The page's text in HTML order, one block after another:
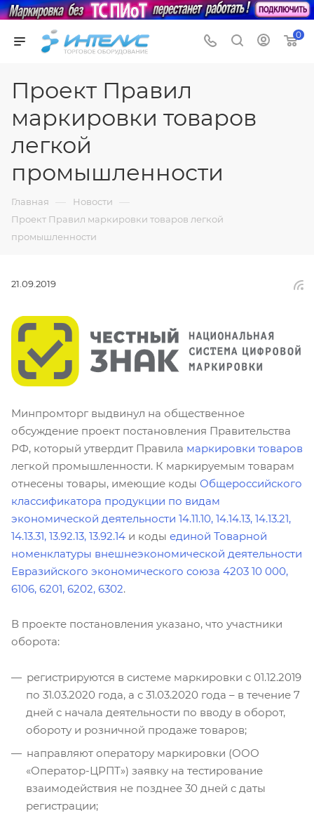
0
Проект Правил
маркировки товаров
легкой
промышленности
Главная — Новости —
Проект Правил маркировки товаров легкой
промышленности
21.09.2019
Минпромторг выдвинул на общественное
обсуждение проект постановления Правительства
РФ, который утвердит Правила маркировки товаров
легкой промышленности. К маркируемым товарам
отнесены товары, имеющие коды Общероссийского
классификатора продукции по видам
экономической деятельности 14.11.10, 14.14.13, 14.13.21,
14.13.31, 13.92.13, 13.92.14 и коды единой Товарной
номенклатуры внешнеэкономической деятельности
Евразийского экономического союза 4203 10 000,
6106, 6201, 6202, 6302.
В проекте постановления указано, что участники
оборота:
регистрируются в системе маркировки с 01.12.2019
по 31.03.2020 года, а с 31.03.2020 года – в течение 7
дней с начала деятельности по вводу в оборот,
обороту и розничной продаже товаров;
направляют оператору маркировки (ООО
«Оператор-ЦРПТ») заявку на тестирование
взаимодействия не позднее 30 дней с даты
регистрации;